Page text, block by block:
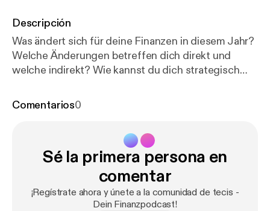
Descripción
Was ändert sich für deine Finanzen in diesem Jahr?
Welche Änderungen betreffen dich direkt und
welche indirekt? Wie kannst du dich strategisch
Profi-Beraterin Sarah Pfisterer spricht in dieser
Comentarios0
Sé la primera persona en
comentar
¡Regístrate ahora y únete a la comunidad de tecis -
Dein Finanzpodcast!